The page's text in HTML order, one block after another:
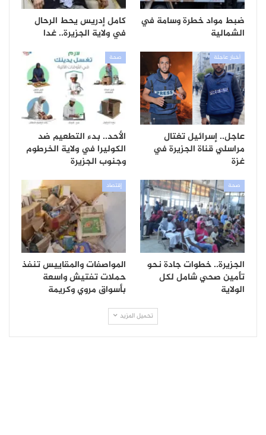
ضبط مواد خطرة وسامة في
الشمالية
كامل إدريس يحط الرحال
في ولاية الجزيرة.. غدا
أخبار عاجلة
عاجل.. إسرائيل تغتال
مراسلي قناة الجزيرة في
غزة
صحة
الأحد.. بدء التطعيم ضد
الكوليرا في ولاية الخرطوم
وجنوب الجزيرة
صحة
الجزيرة.. خطوات جادة نحو
تأمين صحي شامل لكل
الولاية
إقتصاد
المواصفات والمقاييس تنفذ
حملات تفتيش واسعة
بأسواق مروي وكريمة
تحميل المزيد